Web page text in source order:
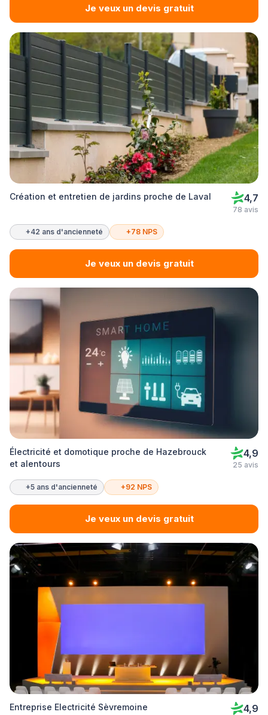
Je veux un devis gratuit
Création et entretien de jardins proche de Laval 4,7
78 avis
+42 ans d'ancienneté +78 NPS
Je veux un devis gratuit
Électricité et domotique proche de Hazebrouck
et alentours
4,9
25 avis
+5 ans d'ancienneté +92 NPS
Je veux un devis gratuit
Entreprise Electricité Sèvremoine 4,9